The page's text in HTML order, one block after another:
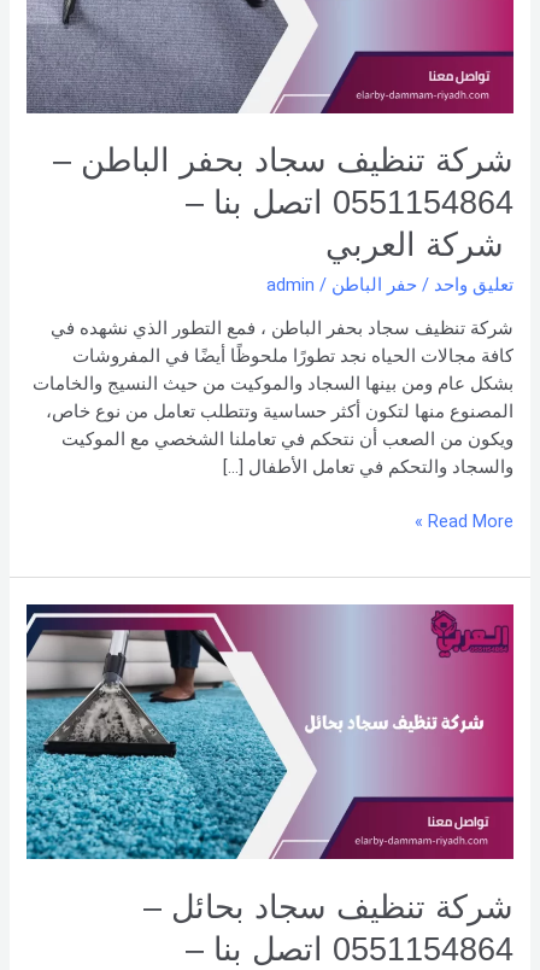
شركة تنظيف سجاد بحفر الباطن –
0551154864 اتصل بنا –
شركة العربي
تعليق واحد / حفر الباطن /
admin
شركة تنظيف سجاد بحفر الباطن ، فمع التطور الذي نشهده في
كافة مجالات الحياه نجد تطورًا ملحوظًا أيضًا في المفروشات
بشكل عام ومن بينها السجاد والموكيت من حيث النسيج والخامات
المصنوع منها لتكون أكثر حساسية وتتطلب تعامل من نوع خاص،
ويكون من الصعب أن نتحكم في تعاملنا الشخصي مع الموكيت
والسجاد والتحكم في تعامل الأطفال […]
بنا –
شركة العربي
Read More »
شركة تنظيف سجاد بحائل –
0551154864 اتصل بنا –
تنظيف
بنا –
شركة العربي